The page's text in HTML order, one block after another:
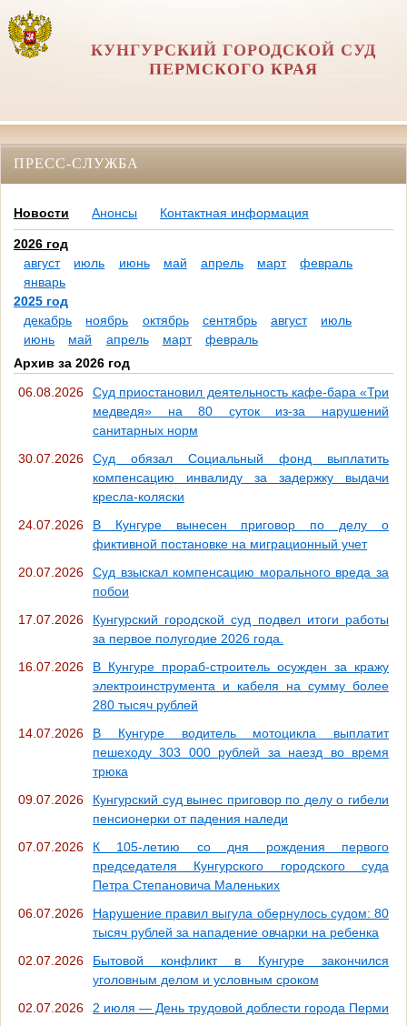
КУНГУРСКИЙ ГОРОДСКОЙ СУД
ПЕРМСКОГО КРАЯ
ПРЕСС-СЛУЖБА
Новости Анонсы Контактная информация
2026 год
август
июль июнь май апрель март
февраль
январь
2025 год
декабрь
ноябрь октябрь сентябрь август
июль
июнь
май апрель март
февраль
Архив за 2026 год
06.08.2026
Суд приостановил деятельность кафе-бара «Три
медведя» на 80 суток из-за нарушений
санитарных норм
30.07.2026
Суд обязал Социальный фонд выплатить
компенсацию инвалиду за задержку выдачи
кресла-коляски
24.07.2026
В Кунгуре вынесен приговор по делу о
фиктивной постановке на миграционный учет
20.07.2026
Суд взыскал компенсацию морального вреда за
побои
17.07.2026
Кунгурский городской суд подвел итоги работы
за первое полугодие 2026 года.
16.07.2026
В Кунгуре прораб-строитель осужден за кражу
электроинструмента и кабеля на сумму более
280 тысяч рублей
14.07.2026
В Кунгуре водитель мотоцикла выплатит
пешеходу 303 000 рублей за наезд во время
трюка
09.07.2026
Кунгурский суд вынес приговор по делу о гибели
пенсионерки от падения наледи
07.07.2026
К 105-летию со дня рождения первого
председателя Кунгурского городского суда
Петра Степановича Маленьких
06.07.2026
Нарушение правил выгула обернулось судом: 80
тысяч рублей за нападение овчарки на ребенка
02.07.2026
Бытовой конфликт в Кунгуре закончился
уголовным делом и условным сроком
02.07.2026
2 июля — День трудовой доблести города Перми